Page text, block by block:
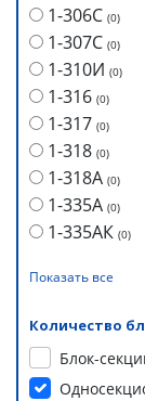
1-306С (0)
1-307С (0)
1-310И (0)
1-316 (0)
1-317 (0)
1-318 (0)
1-318А (0)
1-335А (0)
1-335АК (0)
Показать все
Количество
Блок-